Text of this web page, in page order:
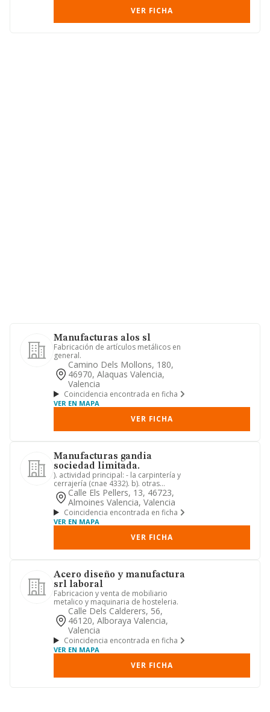
VER FICHA
Manufacturas alos sl
Fabricación de artículos metálicos en
general.
Camino Dels Mollons, 180,
46970, Alaquas Valencia,
Valencia
Coincidencia encontrada en ficha
VER EN MAPA
VER FICHA
Manufacturas gandia
sociedad limitada.
). actividad principal: - la carpintería y
cerrajería (cnae 4332). b). otras
actividades: - la expl...
Calle Els Pellers, 13, 46723,
Almoines Valencia, Valencia
Coincidencia encontrada en ficha
VER EN MAPA
VER FICHA
Acero diseño y manufactura
srl laboral
Fabricacion y venta de mobiliario
metalico y maquinaria de hosteleria.
Calle Dels Calderers, 56,
46120, Alboraya Valencia,
Valencia
Coincidencia encontrada en ficha
VER EN MAPA
VER FICHA